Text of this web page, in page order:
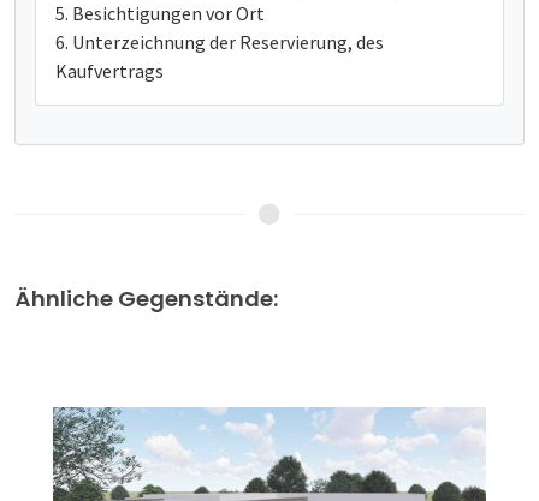
Besichtigungen vor Ort
Unterzeichnung der Reservierung, des
Kaufvertrags
Ähnliche Gegenstände: